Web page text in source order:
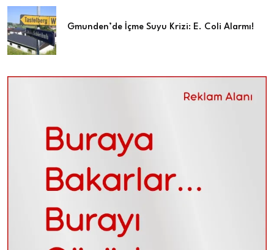
Gmunden’de İçme Suyu Krizi: E. Coli Alarmı!